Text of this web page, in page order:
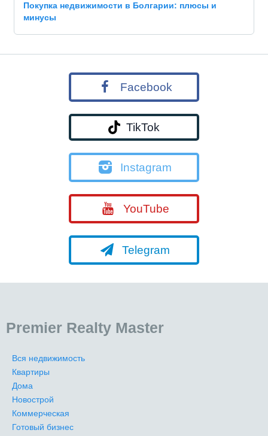
Покупка недвижимости в Болгарии: плюсы и
минусы
Facebook
TikTok
Instagram
YouTube
Telegram
Premier Realty Master
Вся недвижимость
Квартиры
Дома
Новострой
Коммерческая
Готовый бизнес